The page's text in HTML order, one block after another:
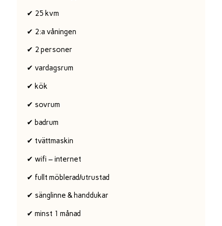
✔ 25 kvm
✔ 2:a våningen
✔ 2 personer
✔ vardagsrum
✔ kök
✔ sovrum
✔ badrum
✔ tvättmaskin
✔ wifi – internet
✔ fullt möblerad/utrustad
✔ sänglinne & handdukar
✔ minst 1 månad